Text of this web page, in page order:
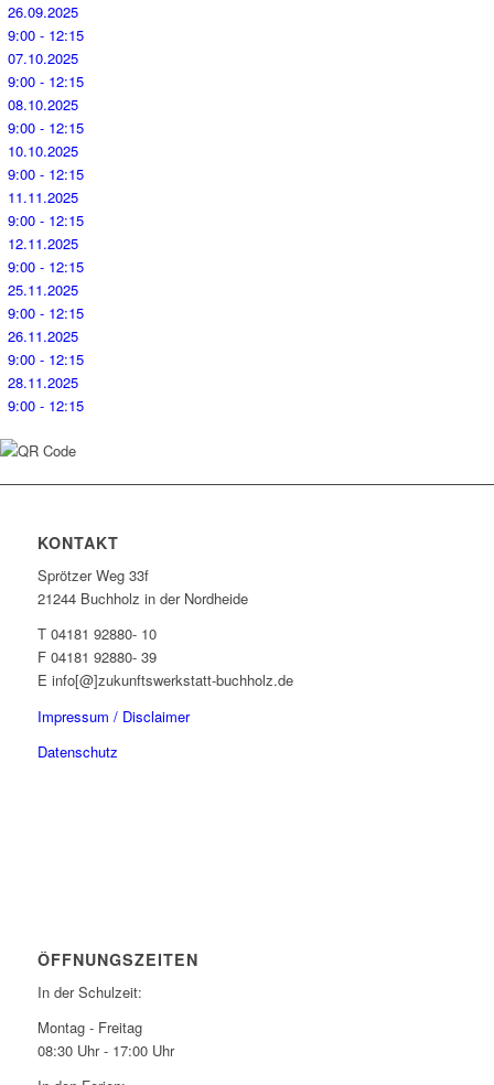
26.09.2025
9:00 - 12:15
07.10.2025
9:00 - 12:15
08.10.2025
9:00 - 12:15
10.10.2025
9:00 - 12:15
11.11.2025
9:00 - 12:15
12.11.2025
9:00 - 12:15
25.11.2025
9:00 - 12:15
26.11.2025
9:00 - 12:15
28.11.2025
9:00 - 12:15
KONTAKT
Sprötzer Weg 33f
21244 Buchholz in der Nordheide
T 04181 92880- 10
F 04181 92880- 39
E info[@]zukunftswerkstatt-buchholz.de
Impressum / Disclaimer
Datenschutz
ÖFFNUNGSZEITEN
In der Schulzeit:
Montag - Freitag
08:30 Uhr - 17:00 Uhr